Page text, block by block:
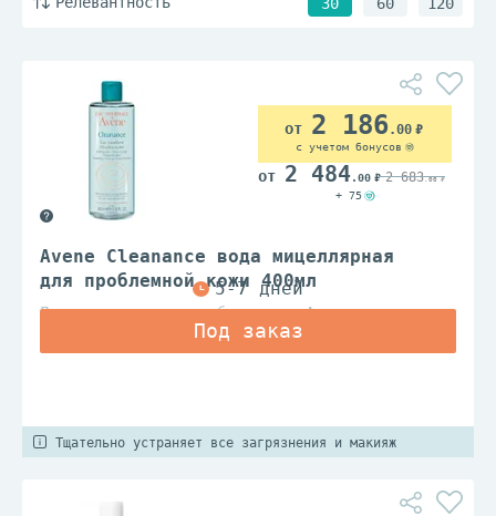
Avene Cleanance вода мицеллярная
для проблемной кожи 400мл
Дерматологические лаборатории Авен
2 186.00
с учетом бонусов
2 484.00 2 683.00
+ 75
Тщательно устраняет все загрязнения и макияж